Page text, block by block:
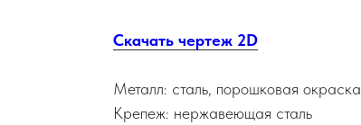
Скачать чертеж 2D
Металл: сталь, порошковая окраска
Крепеж: нержавеющая сталь